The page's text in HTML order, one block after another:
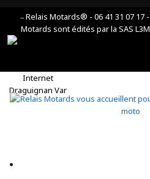
-- Relais Motards® - 06 41 31 07 17
Motards sont édités par la SAS